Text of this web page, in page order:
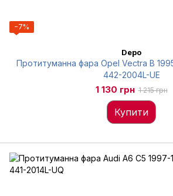
−7%
Depo
Протитуманна фара Opel Vectra B
442-2004L-UE
1 130 грн 1 215 грн
Купити